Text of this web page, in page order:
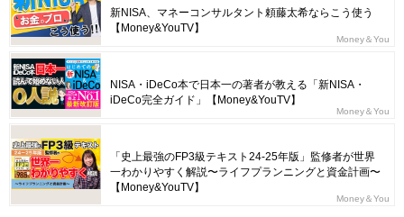
新NISA、マネーコンサルタント頼藤太希ならこう使う
【Money&YouTV】
Money＆You
NISA・iDeCo本で日本一の著者が教える「新NISA・
iDeCo完全ガイド」【Money&YouTV】
Money＆You
「史上最強のFP3級テキスト24-25年版」監修者が世界
一わかりやすく解説〜ライフプランニングと資金計画〜
【Money&YouTV】
Money＆You